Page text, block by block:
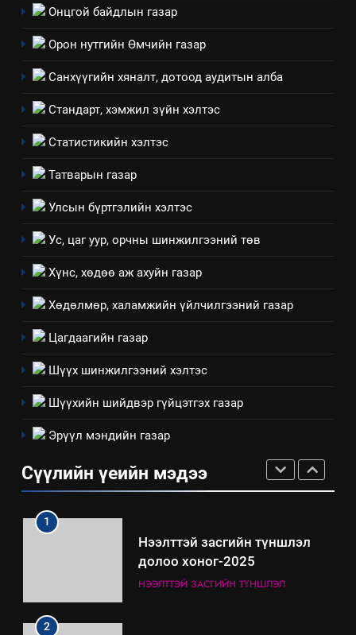
Онцгой байдлын газар
Орон нутгийн Өмчийн газар
Санхүүгийн хяналт, дотоод аудитын алба
Стандарт, хэмжил зүйн хэлтэс
Статистикийн хэлтэс
Татварын газар
Улсын бүртгэлийн хэлтэс
Ус, цаг уур, орчны шинжилгээний төв
Хүнс, хөдөө аж ахуйн газар
Хөдөлмөр, халамжийн үйлчилгээний газар
Цагдаагийн газар
Шүүх шинжилгээний хэлтэс
Шүүхийн шийдвэр гүйцэтгэх газар
Эрүүл мэндийн газар
Сүүлийн үеийн мэдээ
5
салбар зөвлөл” аяны хүрээнд
6
аудитын дүгнэлт
ИЛ ТОД БАЙДАЛ
7
Үйл ажиллагаандаа мөрдөж
ИЛ ТОД БАЙДАЛ
Мэдээлэл хариуцагчийн
явуулж байгаа үйл ажиллагаа,
үйлдвэрлэл, үйлчилгээ,
ашиглаж байгаа техник,
үзүүлэх буюу үзүүлж байгаа
нөлөөллийн талаарх
мэдээлэл
ИЛ ТОД БАЙДАЛ
1
Нээлттэй засгийн түншлэл
долоо хоног-2025
НЭЭЛТТЭЙ ЗАСГИЙН ТҮНШЛЭЛ
2